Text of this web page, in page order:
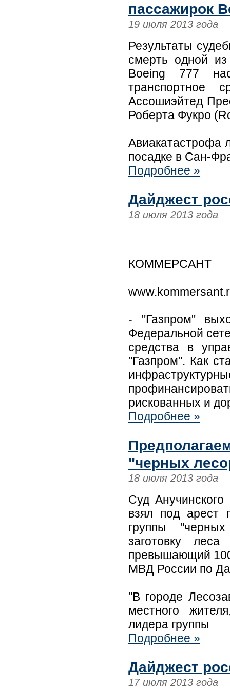
пассажирок
19 июля 2013 года
Результаты
смерть одной
Boeing 777
транспортное
Ассошиэйтед
Роберта Фукро
Авиакатастрофа
посадке в Сан-
Подробнее »
Дайджест
18 июля 2013 года
КОММЕРСАНТ
- "Газпром"
Федеральной
средства в
"Газпром". Как
рискованных и
Подробнее »
"черных
18 июля 2013 года
Суд
взял под арест
группы
заготовку
превышающий 100
МВД России по
"В городе
местного
лидера группы
Подробнее »
Дайджест
17 июля 2013 года